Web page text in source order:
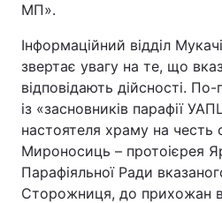
МП».
Інформаційний відділ
звертає увагу на те, що
відповідають дійсності.
із «засновників парафії
настоятеля храму на честь
Мироносиць – протоієрея
Парафіяльної Ради
Сторожниця, до прихожан